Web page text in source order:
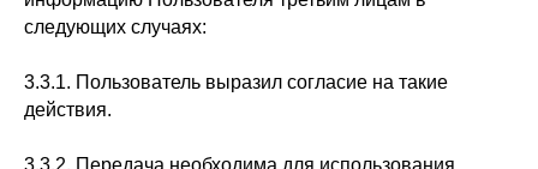
следующих случаях:
3.3.1. Пользователь выразил согласие на такие
действия.
3.3.2. Передача необходима для использования